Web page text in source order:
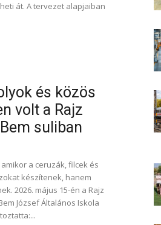
át. A tervezet alapjaiban
és közös
volt a Rajz
suliban
a ceruzák, filcek és
készítenek, hanem
2026. május 15-én a Rajz
József Általános Iskola